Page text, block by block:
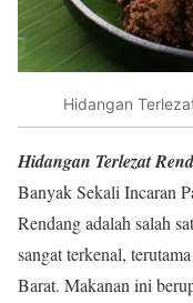
Hidangan
Hidangan Terlezat
Banyak Sekali Incaran
Rendang adalah salah
sangat terkenal,
Barat. Makanan ini